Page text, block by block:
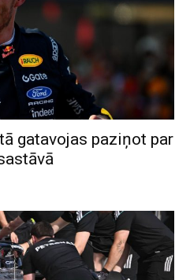
gatavojas paziņot par